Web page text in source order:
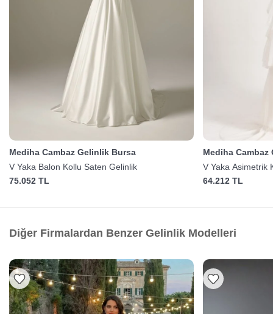
Mediha Cambaz Gelinlik Bursa
V Yaka Balon Kollu Saten Gelinlik
75.052 TL
Mediha
V Yaka Asimetrik
64.212 TL
Diğer Firmalardan Benzer Gelinlik Modelleri